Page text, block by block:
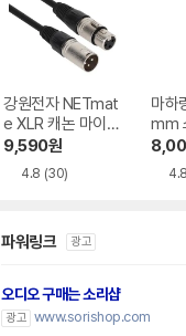
강원전자 NETmat
e XLR 캐논 마이크
연장 케이블
9,590원
4.8 (30)
마하
mm
5.5
케이블
4.8
파워링크 광고
오디오 구매는 소리샵
광고 www.sorishop.com